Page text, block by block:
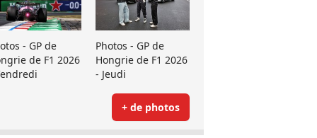
- GP de
de F1 2026
Photos - GP de
Hongrie de F1 2026
- Jeudi
+ de photos